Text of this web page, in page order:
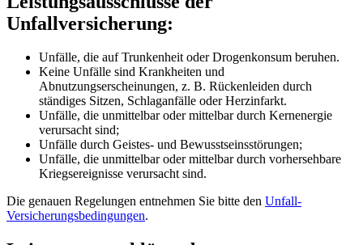
Unfallversicherung:
Unfälle, die auf Trunkenheit oder Drogenkonsum beruhen.
Keine Unfälle sind Krankheiten und
Abnutzungserscheinungen, z. B. Rückenleiden durch
ständiges Sitzen, Schlaganfälle oder Herzinfarkt.
Unfälle, die unmittelbar oder mittelbar durch Kernenergie
verursacht sind;
Unfälle durch Geistes- und Bewusstseinsstörungen;
Unfälle, die unmittelbar oder mittelbar durch vorhersehbare
Kriegsereignisse verursacht sind.
Die genauen Regelungen entnehmen Sie bitte den Unfall-
Versicherungsbedingungen.